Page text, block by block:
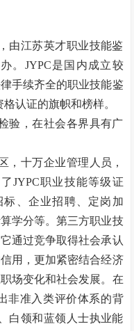
由江苏英才职业技能鉴
。JYPC是国内成立较
手续齐全的职业技能鉴
认证的旗帜和榜样。
验，在社会各界具有广
，十万企业管理人员，
JYPC职业技能等级证
标、企业招聘、定岗加
学分等。第三方职业技
通过竞争取得社会承认
用，更加紧密结合经济
场变化和社会发展。在
非准入类评价体系的背
白领和蓝领人士执业能